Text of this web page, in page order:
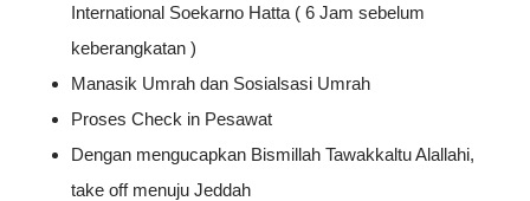
International Soekarno Hatta ( 6 Jam sebelum
keberangkatan )
Manasik Umrah dan Sosialsasi Umrah
Proses Check in Pesawat
Dengan mengucapkan Bismillah Tawakkaltu Alallahi,
take off menuju Jeddah